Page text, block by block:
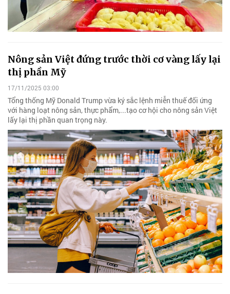
Nông sản Việt đứng trước thời cơ vàng lấy lại
thị phần Mỹ
17/11/2025 03:00
Tổng thống Mỹ Donald Trump vừa ký sắc lệnh miễn thuế đối ứng
với hàng loạt nông sản, thực phẩm,...tạo cơ hội cho nông sản Việt
lấy lại thị phần quan trọng này.